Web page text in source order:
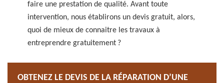
faire une prestation de qualité. Avant toute
intervention, nous établirons un devis gratuit, alors,
quoi de mieux de connaitre les travaux à
entreprendre gratuitement ?
OBTENEZ LE DEVIS DE LA RÉPARATION D’UNE